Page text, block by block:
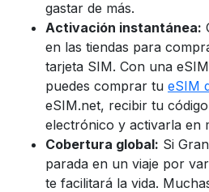
gastar de más.
Activación instantánea:
en las tiendas para
tarjeta SIM. Con una
puedes comprar tu eSIM
eSIM.net, recibir tu
electrónico y activarla en
Cobertura global: Si
parada en un viaje por
te facilitará la vida.